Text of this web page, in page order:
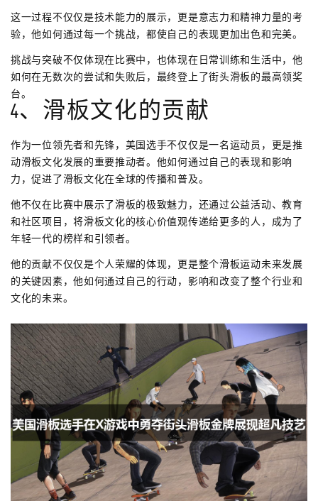
这一过程不仅仅是技术能力的展示，更是意志力和精神力量的考
验，他如何通过每一个挑战，都使自己的表现更加出色和完美。
挑战与突破不仅体现在比赛中，也体现在日常训练和生活中，他
如何在无数次的尝试和失败后，最终登上了街头滑板的最高领奖
台。
4、滑板文化的贡献
作为一位领先者和先锋，美国选手不仅仅是一名运动员，更是推
动滑板文化发展的重要推动者。他如何通过自己的表现和影响
力，促进了滑板文化在全球的传播和普及。
他不仅在比赛中展示了滑板的极致魅力，还通过公益活动、教育
和社区项目，将滑板文化的核心价值观传递给更多的人，成为了
年轻一代的榜样和引领者。
他的贡献不仅仅是个人荣耀的体现，更是整个滑板运动未来发展
的关键因素，他如何通过自己的行动，影响和改变了整个行业和
文化的未来。